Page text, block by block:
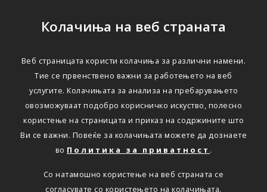
Колачиња на веб страната
Веб страницата користи колачиња за различни намени.
Тие се првенствено важни за работењето на веб
услугите. Колачињата за анализа на пребарувањето
овозможуваат подобро корисничко искуство, полесно
користење на страницата и приказ на содржините што
Ви се важни. Повеќе за колачињата можете да дознаете
во Политика за приватност .
Со натамошно користење на веб страната се
согласувате со користењето на колачињата.